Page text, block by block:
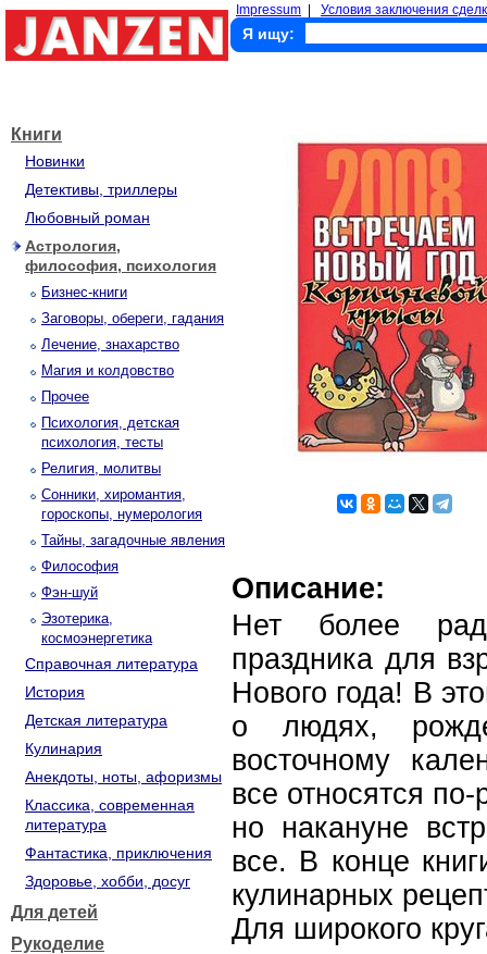
Impressum Условия заключения
Я ищу:
Книги
Новинки
Детективы, триллеры
Любовный роман
Астрология,
философия, психология
Бизнес-книги
Заговоры, обереги, гадания
Лечение, знахарство
Магия и колдовство
Прочее
Психология, детская
психология, тесты
Религия, молитвы
Сонники, хиромантия,
гороскопы, нумерология
Тайны, загадочные явления
Философия
Фэн-шуй
Эзотерика,
космоэнергетика
Справочная литература
История
Детская литература
Кулинария
Анекдоты, ноты, афоризмы
Классика, современная
литература
Фантастика, приключения
Здоровье, хобби, досуг
Для детей
Рукоделие
Описание:
Нет более
праздника для
Нового года! В
о людях,
восточному
все относятся
но накануне
все. В конце
кулинарных
Для широкого